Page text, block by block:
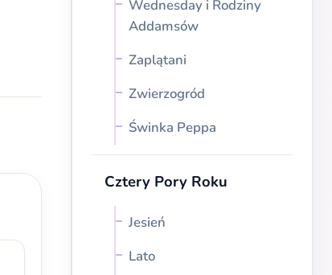
Wednesday i Rodziny
Addamsów
Zaplątani
Zwierzogród
Świnka Peppa
Cztery Pory Roku
Jesień
Lato